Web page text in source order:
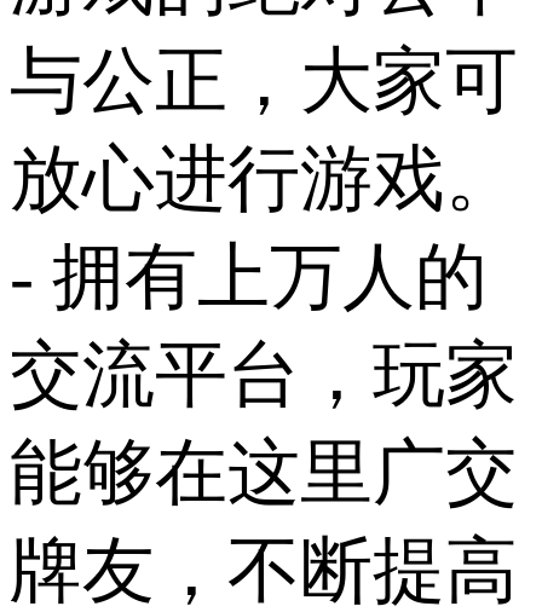
与公正，大家可
放心进行游戏。
- 拥有上万人的
交流平台，玩家
能够在这里广交
牌友，不断提高